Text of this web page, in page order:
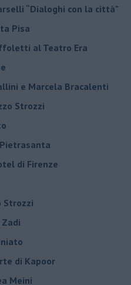
“Dialoghi con la città"
Pisa
al Teatro Era
e Marcela Bracalenti
Strozzi
di Firenze
Strozzi
di Kapoor
Meini